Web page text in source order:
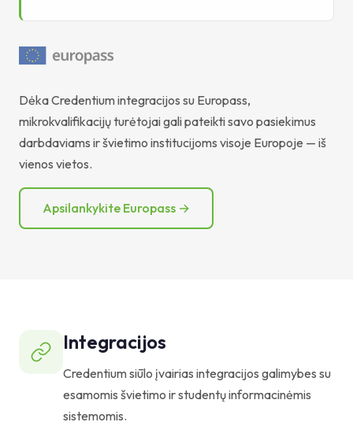
Dėka Credentium integracijos su Europass,
mikrokvalifikacijų turėtojai gali pateikti savo pasiekimus
darbdaviams ir švietimo institucijoms visoje Europoje — iš
vienos vietos.
Apsilankykite Europass →
Integracijos
Credentium siūlo įvairias integracijos galimybes su
esamomis švietimo ir studentų informacinėmis
sistemomis.